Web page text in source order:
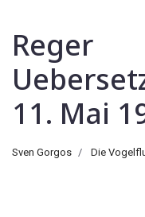
Reger
11. Mai
Sven Gorgos Die